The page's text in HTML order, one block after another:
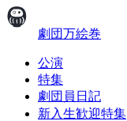
劇団万絵巻
公演
特集
劇団員日記
新入生歓迎特集